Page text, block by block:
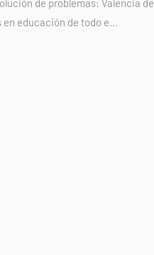
de problemas: Valencia de
educación de todo e…